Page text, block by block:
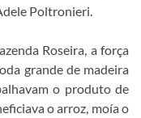
Poltronieri.
Roseira, a força
grande de madeira
o produto de
o arroz, moía o